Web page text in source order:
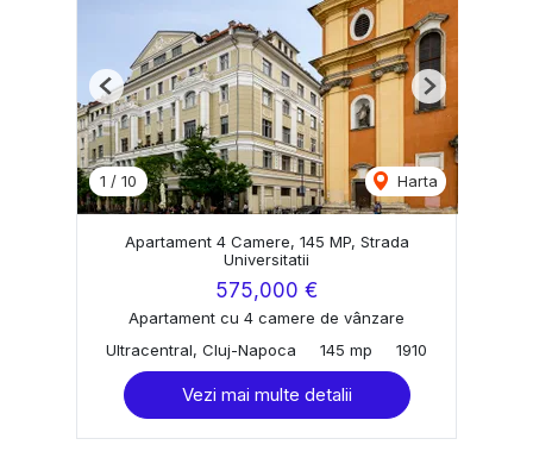
1 / 10 Harta
Previous Next
Apartament 4 Camere, 145 MP, Strada
Universitatii
575,000 €
Apartament cu 4 camere de vânzare
Ultracentral, Cluj-Napoca
145 mp 1910
Vezi mai multe detalii